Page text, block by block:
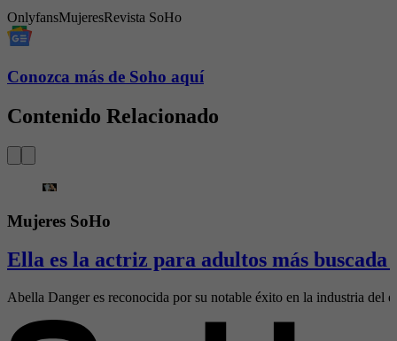
OnlyfansMujeresRevista SoHo
Conozca más de Soho aquí
Contenido Relacionado
Mujeres SoHo
Ella es la actriz para adultos más
Abella Danger es reconocida por su notable éxito en la industria del